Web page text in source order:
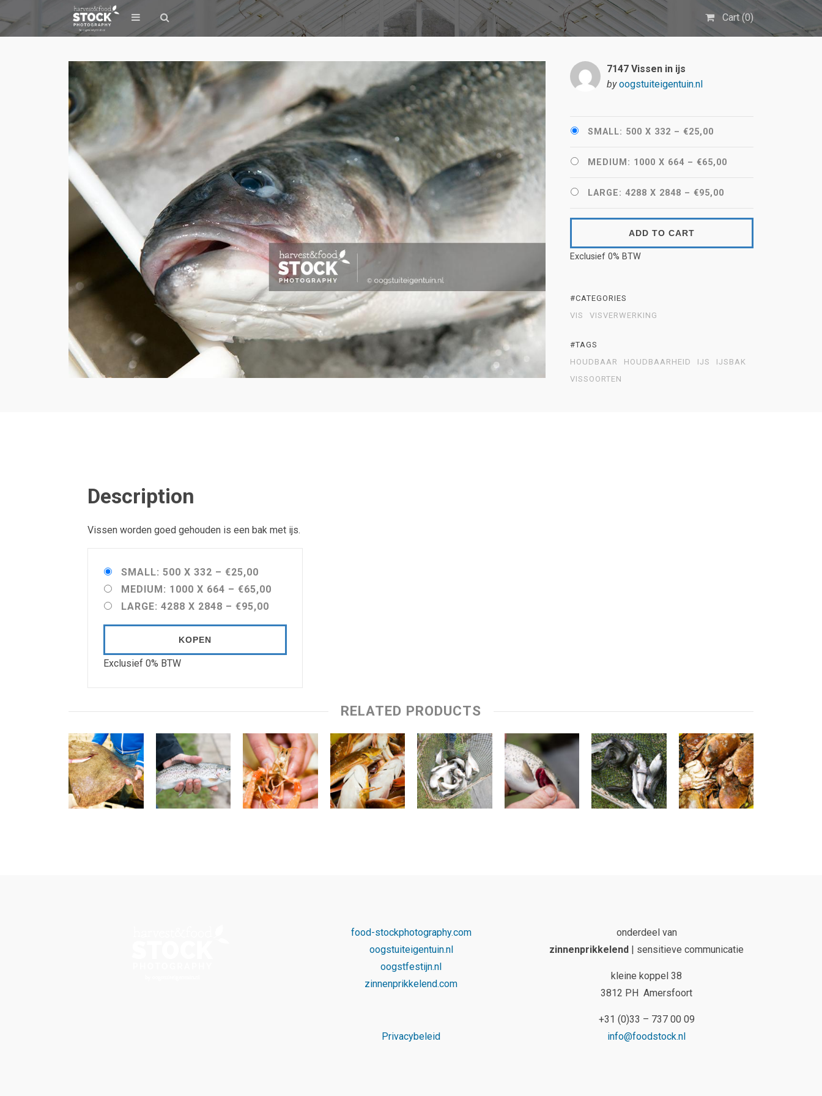
Cart (0)
7147 Vissen in ijs
by oogstuiteigentuin.nl
SMALL: 500 X 332 – €25,00
MEDIUM: 1000 X 664 – €65,00
LARGE: 4288 X 2848 – €95,00
ADD TO CART
Exclusief 0% BTW
#CATEGORIES
VIS
VISVERWERKING
#TAGS
HOUDBAAR
HOUDBAARHEID IJS
IJSBAK
VISSOORTEN
Description
Vissen worden goed gehouden is een bak met ijs.
SMALL: 500 X 332 – €25,00
MEDIUM: 1000 X 664 – €65,00
LARGE: 4288 X 2848 – €95,00
KOPEN
Exclusief 0% BTW
RELATED PRODUCTS
food-stockphotography.com
oogstuiteigentuin.nl
oogstfestijn.nl
zinnenprikkelend.com
Privacybeleid
onderdeel van
zinnenprikkelend | sensitieve communicatie
kleine koppel 38
3812 PH Amersfoort
+31 (0)33 – 737 00 09
info@foodstock.nl